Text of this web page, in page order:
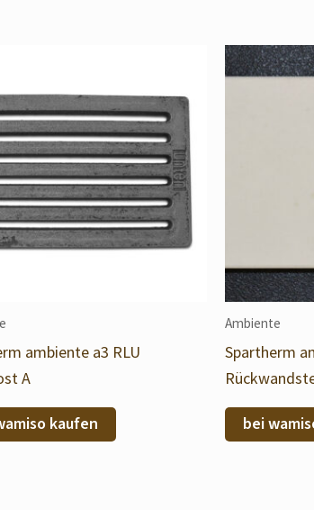
ambiente a3 RLU
A
kaufen
Ambiente
Spartherm
bei